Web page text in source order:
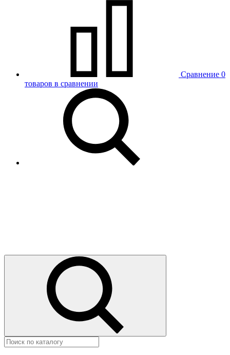
Сравнение 0
товаров в сравнении